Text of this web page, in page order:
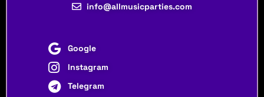
info@allmusicparties.com
Google
Instagram
Telegram